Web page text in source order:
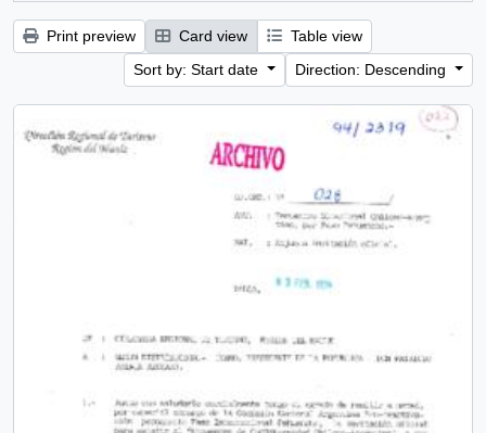
Print preview Card view
Table view
Sort by: Start date
Direction: Descending